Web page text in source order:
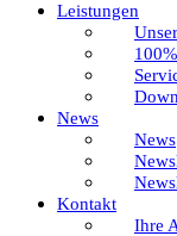
Leistungen
News
News
Kontakt
Ihre